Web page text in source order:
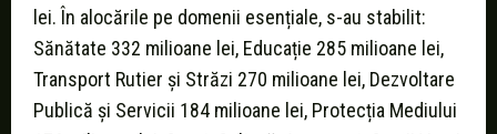
lei. În alocările pe domenii esențiale, s-au stabilit:
Sănătate 332 milioane lei, Educație 285 milioane lei,
Transport Rutier și Străzi 270 milioane lei, Dezvoltare
Publică și Servicii 184 milioane lei, Protecția Mediului